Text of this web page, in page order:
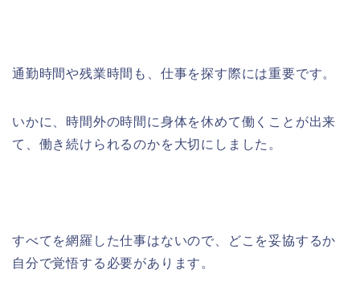
通勤時間や残業時間も、仕事を探す際には重要です。
いかに、時間外の時間に身体を休めて働くことが出来
て、働き続けられるのかを大切にしました。
すべてを網羅した仕事はないので、どこを妥協するか
自分で覚悟する必要があります。